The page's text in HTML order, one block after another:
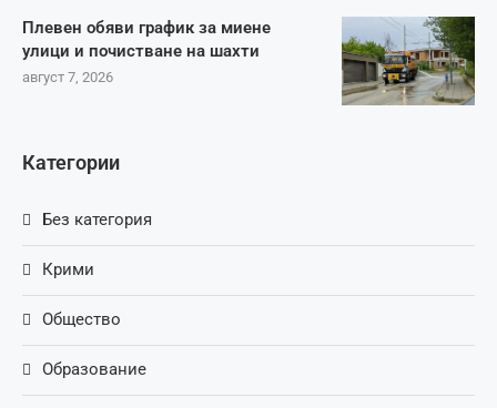
Плевен обяви график за миене
улици и почистване на шахти
август 7, 2026
Категории
Без категория
Крими
Общество
Образование